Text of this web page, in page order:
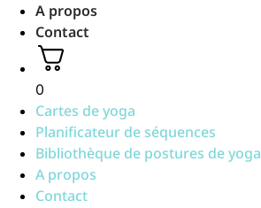
A propos
Contact
0
Cartes de yoga
Planificateur de séquences
Bibliothèque de postures de yoga
A propos
Contact